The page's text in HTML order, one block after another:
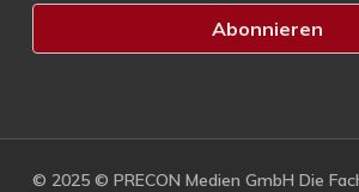
© 2025 © PRECON Medien GmbH Die